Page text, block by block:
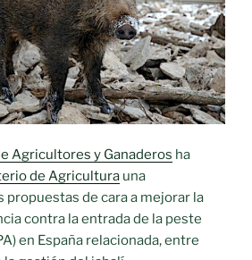
Agricultores y Ganaderos ha
de Agricultura una
propuestas de cara a mejorar la
contra la entrada de la peste
en España relacionada, entre